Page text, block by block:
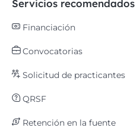
Servicios recomendados
Financiación
Convocatorias
Solicitud de practicantes
QRSF
Retención en la fuente